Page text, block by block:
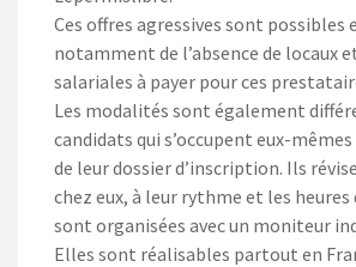
Ces offres agressives sont possibles
notamment de l’absence de locaux
salariales à payer pour ces
Les modalités sont également
candidats qui s’occupent eux-
de leur dossier d’inscription. Ils
chez eux, à leur rythme et les heures
sont organisées avec un moniteur
Elles sont réalisables partout en